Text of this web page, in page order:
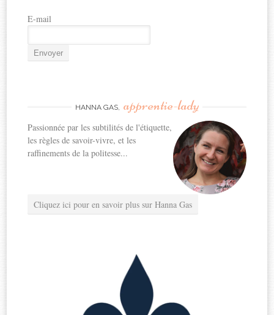
E-mail
HANNA GAS, apprentie-lady
Passionnée par les subtilités de l'étiquette,
les règles de savoir-vivre, et les
raffinements de la politesse...
Cliquez ici pour en savoir plus sur Hanna Gas